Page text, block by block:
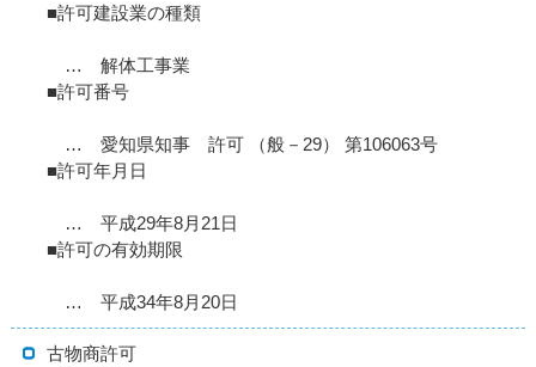
■許可建設業の種類
… 解体工事業
■許可番号
… 愛知県知事 許可 （般－29） 第106063号
■許可年月日
… 平成29年8月21日
■許可の有効期限
… 平成34年8月20日
古物商許可